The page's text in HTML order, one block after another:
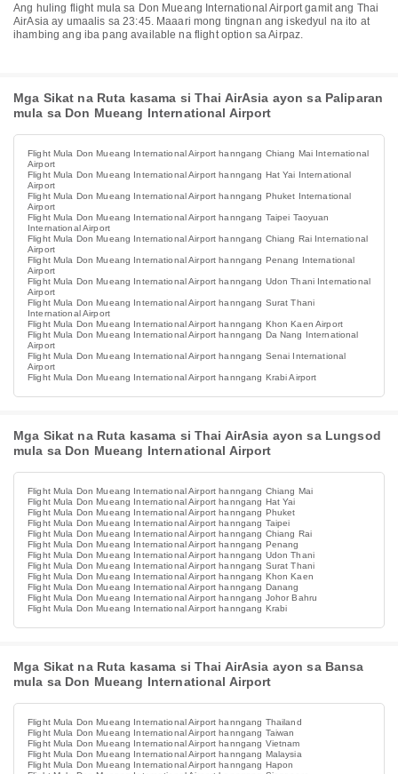
Ang huling flight mula sa Don Mueang International Airport gamit ang Thai
AirAsia ay umaalis sa 23:45. Maaari mong tingnan ang iskedyul na ito at
ihambing ang iba pang available na flight option sa Airpaz.
Mga Sikat na Ruta kasama si Thai AirAsia ayon sa Paliparan
mula sa Don Mueang International Airport
Flight Mula Don Mueang International Airport hanngang Chiang Mai International
Airport
Flight Mula Don Mueang International Airport hanngang Hat Yai International
Airport
Flight Mula Don Mueang International Airport hanngang Phuket International
Airport
Flight Mula Don Mueang International Airport hanngang Taipei Taoyuan
International Airport
Flight Mula Don Mueang International Airport hanngang Chiang Rai International
Airport
Flight Mula Don Mueang International Airport hanngang Penang International
Airport
Flight Mula Don Mueang International Airport hanngang Udon Thani International
Airport
Flight Mula Don Mueang International Airport hanngang Surat Thani
International Airport
Flight Mula Don Mueang International Airport hanngang Khon Kaen Airport
Flight Mula Don Mueang International Airport hanngang Da Nang International
Airport
Flight Mula Don Mueang International Airport hanngang Senai International
Airport
Flight Mula Don Mueang International Airport hanngang Krabi Airport
Mga Sikat na Ruta kasama si Thai AirAsia ayon sa Lungsod
mula sa Don Mueang International Airport
Flight Mula Don Mueang International Airport hanngang Chiang Mai
Flight Mula Don Mueang International Airport hanngang Hat Yai
Flight Mula Don Mueang International Airport hanngang Phuket
Flight Mula Don Mueang International Airport hanngang Taipei
Flight Mula Don Mueang International Airport hanngang Chiang Rai
Flight Mula Don Mueang International Airport hanngang Penang
Flight Mula Don Mueang International Airport hanngang Udon Thani
Flight Mula Don Mueang International Airport hanngang Surat Thani
Flight Mula Don Mueang International Airport hanngang Khon Kaen
Flight Mula Don Mueang International Airport hanngang Danang
Flight Mula Don Mueang International Airport hanngang Johor Bahru
Flight Mula Don Mueang International Airport hanngang Krabi
Mga Sikat na Ruta kasama si Thai AirAsia ayon sa Bansa
mula sa Don Mueang International Airport
Flight Mula Don Mueang International Airport hanngang Thailand
Flight Mula Don Mueang International Airport hanngang Taiwan
Flight Mula Don Mueang International Airport hanngang Vietnam
Flight Mula Don Mueang International Airport hanngang Malaysia
Flight Mula Don Mueang International Airport hanngang Hapon